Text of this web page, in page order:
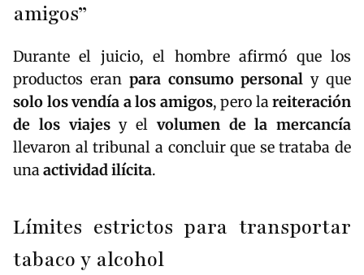
amigos”
Durante el juicio, el hombre afirmó que los
productos eran para consumo personal y que
solo los vendía a los amigos, pero lareiteración
de los viajesy el volumen de la mercancía
llevaron al tribunal a concluir que se trataba de
unaactividad ilícita.
Límites estrictos para transportar
tabaco y alcohol